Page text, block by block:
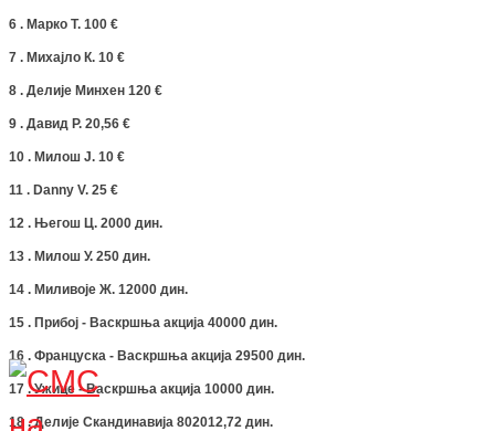
6 . Марко Т. 100 €
7 . Михајло К. 10 €
8 . Делије Минхен 120 €
9 . Давид Р. 20,56 €
10 . Милош Ј. 10 €
11 . Danny V. 25 €
12 . Његош Ц. 2000 дин.
13 . Милош У. 250 дин.
14 . Миливоје Ж. 12000 дин.
15 . Прибој - Васкршња акција 40000 дин.
16 . Француска - Васкршња акција 29500 дин.
17 . Ужице - Васкршња акција 10000 дин.
18 . Делије Скандинавија 802012,72 дин.